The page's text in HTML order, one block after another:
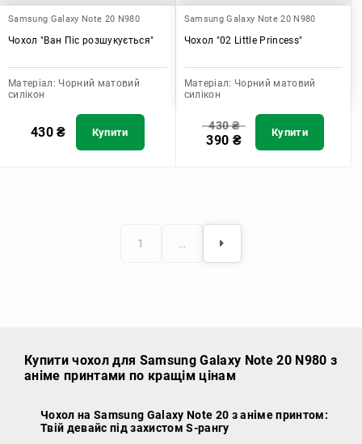
Samsung Galaxy Note 20 N980
Чохол "Ван Піс розшукується"
Матеріал: Чорний матовий
силікон
430₴ Купити
Samsung Galaxy Note 20 N980
Чохол "02 Little Princess"
Матеріал: Чорний матовий
силікон
430₴
390 ₴ Купити
1 …
Купити чохол для Samsung Galaxy Note 20 N980 з
аніме принтами по кращім цінам
Чохол на Samsung Galaxy Note 20 з аніме принтом:
Твій девайс під захистом S-рангу